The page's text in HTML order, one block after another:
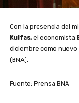
Con la presencia del
Kulfas,el economista
diciembre como
(BNA).
Fuente: Prensa BNA